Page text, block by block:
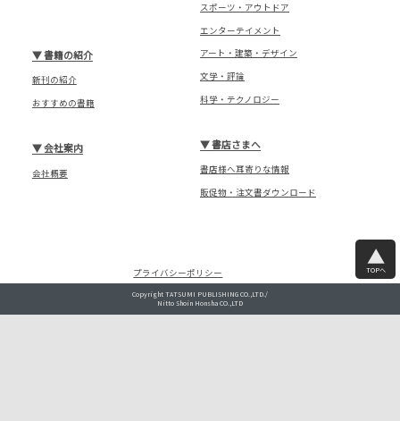
スポーツ・アウトドア
エンターテイメント
アート・建築・デザイン
文学・評論
科学・テクノロジー
▼書籍の紹介
新刊の紹介
おすすめの書籍
▼書店さまへ
書店様へ耳寄りな情報
販促物・注文書ダウンロード
▼会社案内
会社概要
プライバシーポリシー TOPへ
Copyright TATSUMI PUBLISHING CO.,LTD./
Nitto Shoin Honsha CO.,LTD